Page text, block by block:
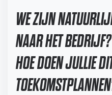
WE ZIJN
NAAR HET
HOE DOEN JULLIE